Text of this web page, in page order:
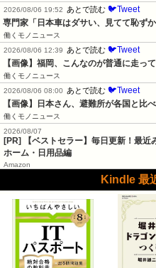
2026/08/06 19:52
あとで読む 🐦Tweet
専門家「日本車はダサい、見てて恥ずか
働くモノニュース
2026/08/06 12:39
あとで読む 🐦Tweet
【画像】福岡、こんなのが普通に走っ
働くモノニュース
2026/08/06 08:00
あとで読む 🐦Tweet
【画像】日本さん、避難所が各国と比
働くモノニュース
2026/08/07
[PR] 【ベストセラー】毎日更新！最
ホーム・日用品編
Amazon
Kindle 最